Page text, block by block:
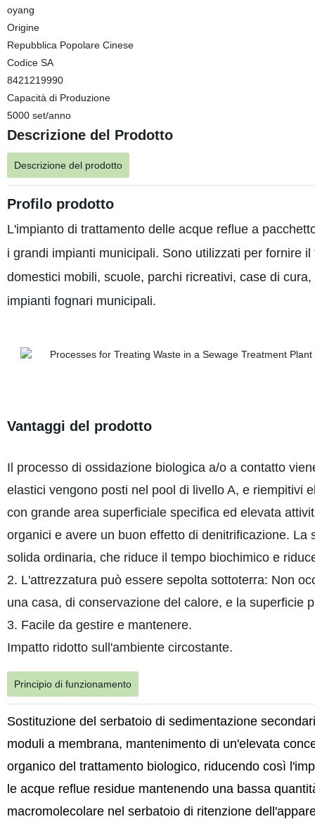
oyang
Origine
Repubblica Popolare Cinese
Codice SA
8421219990
Capacità di Produzione
5000 set/anno
Descrizione del Prodotto
Descrizione del prodotto
Profilo prodotto
L'impianto di trattamento delle acque reflue a
i grandi impianti municipali. Sono utilizzati per fornire
domestici mobili, scuole, parchi ricreativi, case di
impianti fognari municipali.
Vantaggi del prodotto
Il processo di ossidazione biologica a/o a contatto
elastici vengono posti nel pool di livello A, e riempitivi
con grande area superficiale specifica ed elevata
organici e avere un buon effetto di denitrificazione.
solida ordinaria, che riduce il tempo biochimico e
2. L'attrezzatura può essere sepolta sottoterra: Non
una casa, di conservazione del calore, e la superficie
3. Facile da gestire e mantenere.
Impatto ridotto sull'ambiente circostante.
Principio di funzionamento
Sostituzione del serbatoio di sedimentazione
moduli a membrana, mantenimento di un'elevata
organico del trattamento biologico, riducendo così
le acque reflue residue mantenendo una bassa
macromolecolare nel serbatoio di ritenzione